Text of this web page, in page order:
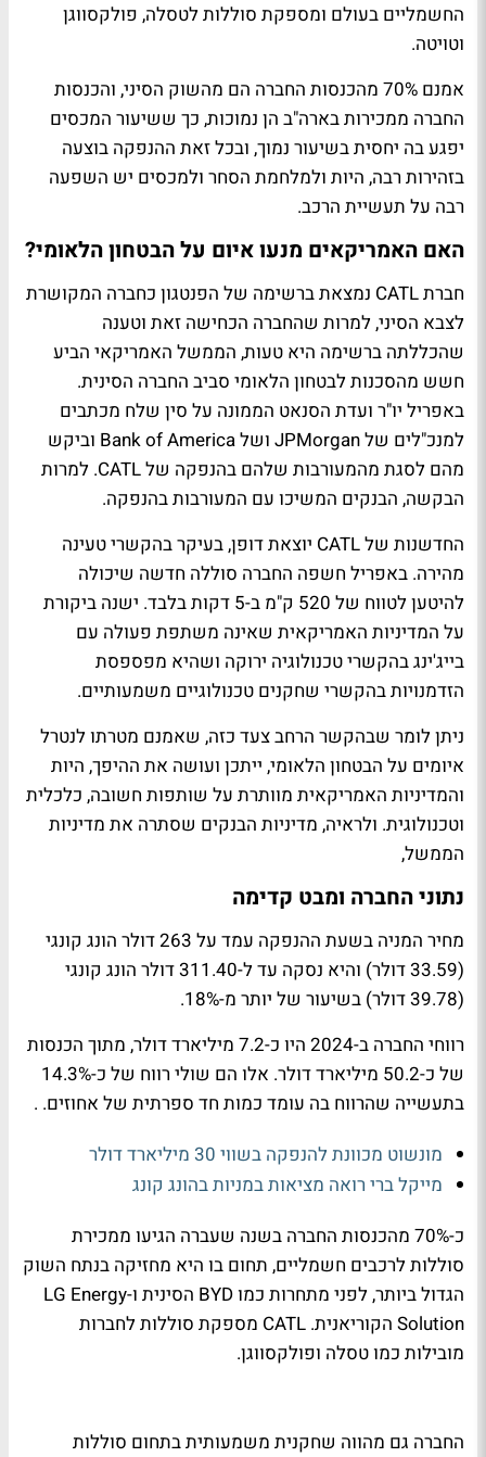
החשמליים בעולם ומספקת סוללות לטסלה, פולקסווגן
וטויטה.
אמנם 70% מהכנסות החברה הם מהשוק הסיני, והכנסות
החברה ממכירות בארה"ב הן נמוכות, כך ששיעור המכסים
יפגע בה יחסית בשיעור נמוך, ובכל זאת ההנפקה בוצעה
בזהירות רבה, היות ולמלחמת הסחר ולמכסים יש השפעה
רבה על תעשיית הרכב.
האם האמריקאים מנעו איום על הבטחון הלאומי?
חברת CATL נמצאת ברשימה של הפנטגון כחברה המקושרת
לצבא הסיני, למרות שהחברה הכחישה זאת וטענה
שהכללתה ברשימה היא טעות, הממשל האמריקאי הביע
חשש מהסכנות לבטחון הלאומי סביב החברה הסינית.
באפריל יו"ר ועדת הסנאט הממונה על סין שלח מכתבים
למנכ"לים של JPMorgan ושל Bank of America וביקש
מהם לסגת מהמעורבות שלהם בהנפקה של CATL. למרות
הבקשה, הבנקים המשיכו עם המעורבות בהנפקה.
החדשנות של CATL יוצאת דופן, בעיקר בהקשרי טעינה
מהירה. באפריל חשפה החברה סוללה חדשה שיכולה
להיטען לטווח של 520 ק"מ ב-5 דקות בלבד. ישנה ביקורת
על המדיניות האמריקאית שאינה משתפת פעולה עם
בייג'ינג בהקשרי טכנולוגיה ירוקה ושהיא מפספסת
הזדמנויות בהקשרי שחקנים טכנולוגיים משמעותיים.
ניתן לומר שבהקשר הרחב צעד כזה, שאמנם מטרתו לנטרל
איומים על הבטחון הלאומי, ייתכן ועושה את ההיפך, היות
והמדיניות האמריקאית מוותרת על שותפות חשובה, כלכלית
וטכנולוגית. ולראיה, מדיניות הבנקים שסתרה את מדיניות
הממשל,
נתוני החברה ומבט קדימה
מחיר המניה בשעת ההנפקה עמד על 263 דולר הונג קונגי
(33.59 דולר) והיא נסקה עד ל-311.40 דולר הונג קונגי
(39.78 דולר) בשיעור של יותר מ-18%.
רווחי החברה ב-2024 היו כ-7.2 מיליארד דולר, מתוך הכנסות
של כ-50.2 מיליארד דולר. אלו הם שולי רווח של כ-14.3%
בתעשייה שהרווח בה עומד כמות חד ספרתית של אחוזים. .
מונשוט מכוונת להנפקה בשווי 30 מיליארד דולר
מייקל ברי רואה מציאות במניות בהונג קונג
כ-70% מהכנסות החברה בשנה שעברה הגיעו ממכירת
סוללות לרכבים חשמליים, תחום בו היא מחזיקה בנתח השוק
הגדול ביותר, לפני מתחרות כמו BYD הסינית ו-LG Energy
Solution הקוריאנית. CATL מספקת סוללות לחברות
מובילות כמו טסלה ופולקסווגן.
החברה גם מהווה שחקנית משמעותית בתחום סוללות